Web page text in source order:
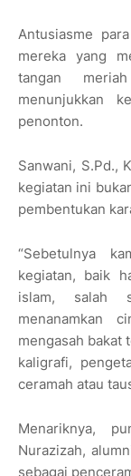
Antusiasme
mereka yang
tangan
menunjukkan
penonton.
Sanwani, S.Pd.,
kegiatan ini
pembentukan
“Sebetulnya
kegiatan, baik
islam, salah
menanamkan
mengasah bakat
kaligrafi,
ceramah atau
Menariknya,
Nurazizah,
sebagai